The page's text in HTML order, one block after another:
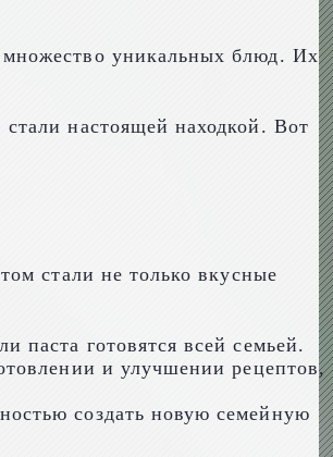
множество уникальных блюд. Их
настоящей находкой. Вот
стали не только вкусные
паста готовятся всей семьей.
и улучшении рецептов,
создать новую семейную